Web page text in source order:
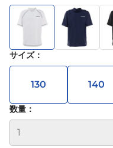
サイズ：
130 140
数量：